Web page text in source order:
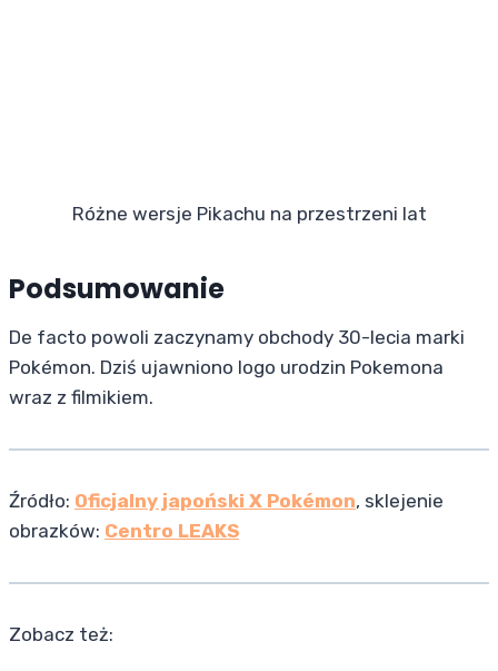
Różne wersje Pikachu na przestrzeni lat
Podsumowanie
De facto powoli zaczynamy obchody 30-lecia marki
Pokémon. Dziś ujawniono logo urodzin Pokemona
wraz z filmikiem.
Źródło: Oficjalny japoński X Pokémon, sklejenie
obrazków: Centro LEAKS
Zobacz też: